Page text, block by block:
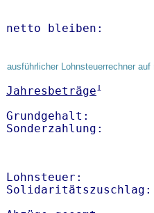
netto
ausführlicher Lohnsteuerrechner auf
Jahresbeträge1
Grundgehalt:
Lohnsteuer: